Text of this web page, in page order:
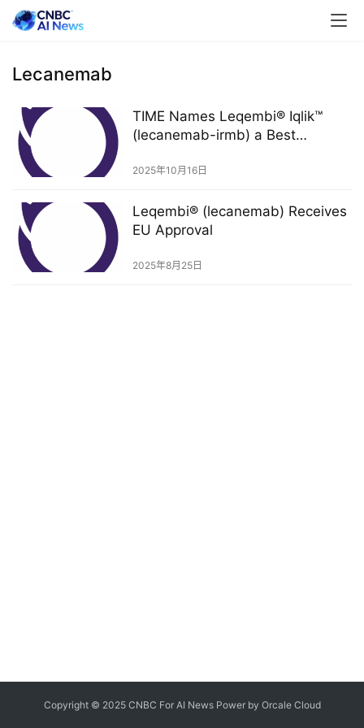
Lecanemab
TIME Names Leqembi® Iqlik™
(lecanemab-irmb) a Best
2025年10月16日
Leqembi® (lecanemab) Receives
EU Approval
2025年8月25日
Copyright © 2025 CNBC For AI News Power by OrcaleCloud